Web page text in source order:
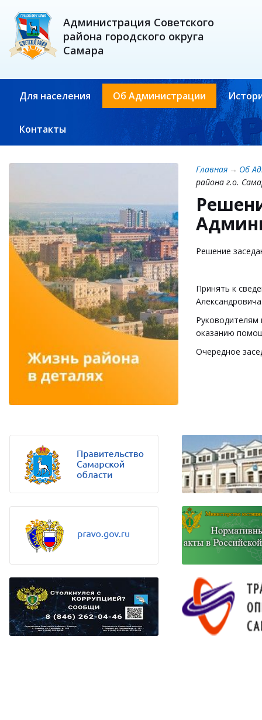
Администрация Советского
района городского округа
Самара
Для населения Об Администрации
Контакты
Главная → Об
района г.о.
Решение
Принять к
Руководителям
оказанию
Очередное